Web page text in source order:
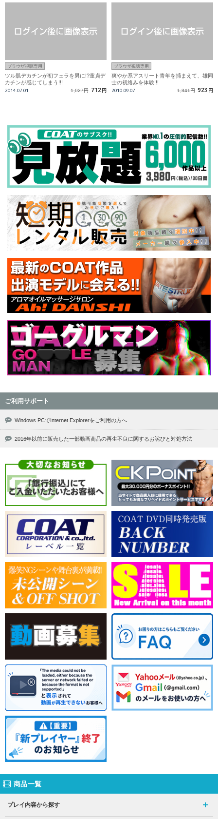
ブラウザ視聴専用
ツル肌デカチンが初フェラを男に!?童貞デ
カチンが感じてしまう!!!
2014.07.01 1,027円 712 円
ブラウザ視聴専用
爽やか系アスリート青年を捕まえて、雄同
士の初絡みを体験!!!
2010.09.07 1,341円 923 円
ご利用サポート
Windows PCでInternet Explorerをご利用の方へ
2016年以前に販売した一部動画商品の再生不良に関するお詫びと対処方法
商品一覧
プレイ内容から探す